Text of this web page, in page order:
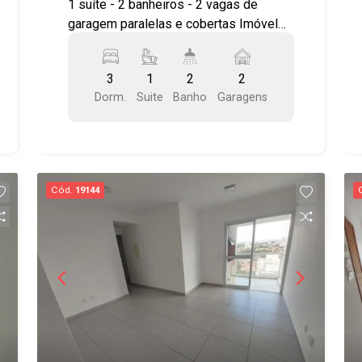
e encontre a unidade ideal para você!
1 suíte - 2 banheiros - 2 vagas de
garagem paralelas e cobertas Imóvel
americana - Ampla sacada com
churrasqueira - Sem armários nos
quartos. Lazer com: - Piscina - Sauna -
Roldão, Sonda, etc.), Rodoviária Nova e
de comércios e serviços em geral. Fácil
acesso à Rodovia Dutra, ao Centro e ao
sistema viário da cidade. Agende já sua
#aptolocação #aptolocaçãoSJC
#JardimPaulista #elevador
3
Dorm.
1
Suite
2
Banho
2
Garagens
Cód. 19144